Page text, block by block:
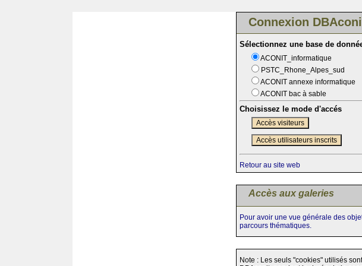
Connexion
Sélectionnez une base de
ACONIT_informatique
PSTC_Rhone_Alpes_sud
ACONIT annexe informatique
ACONIT bac à sable
Choisissez le mode d'accés
Accès visiteurs
Accès utilisateurs inscrits
Retour au site web
Accès aux galeries
Pour avoir une vue générale des
parcours thématiques.
Note : Les seuls "cookies" utilisés